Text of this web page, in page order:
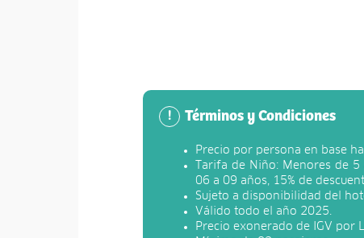
! Términos y Condiciones
Precio por persona en base
Tarifa de Niño: Menores de
06 a 09 años, 15% de
Sujeto a disponibilidad del
Válido todo el año 2025.
Precio exonerado de IGV por